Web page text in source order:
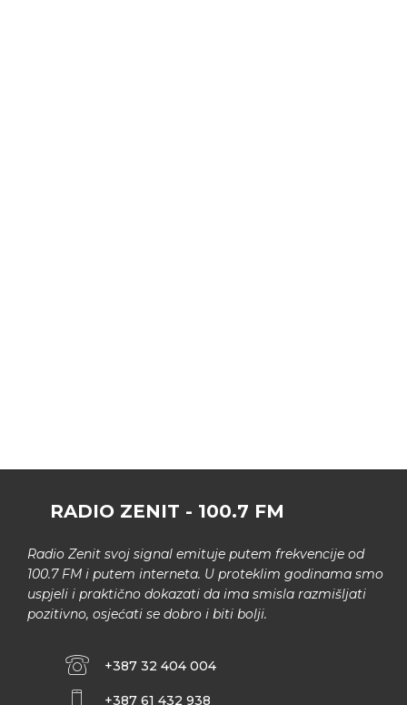
RADIO ZENIT - 100.7 FM
Radio Zenit svoj signal emituje putem frekvencije od
100.7 FM i putem interneta. U proteklim godinama smo
uspjeli i praktično dokazati da ima smisla razmišljati
pozitivno, osjećati se dobro i biti bolji.
+387 32 404 004
+387 61 432 938